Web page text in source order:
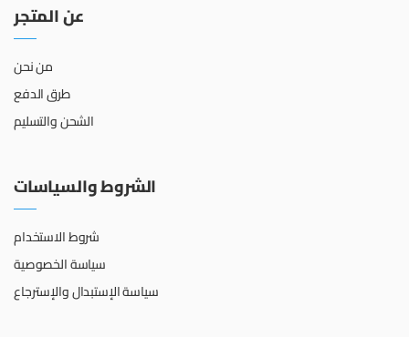
عن المتجر
من نحن
طرق الدفع
الشحن والتسليم
الشروط والسياسات
شروط الاستخدام
سياسة الخصوصية
سياسة الإستبدال والإسترجاع